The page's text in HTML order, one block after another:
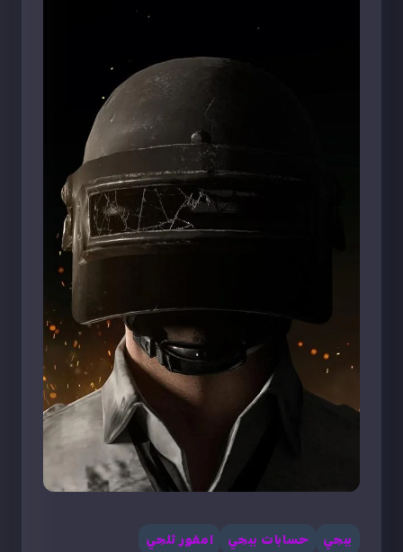
ببجي حسابات ببجي امفور ثلجي